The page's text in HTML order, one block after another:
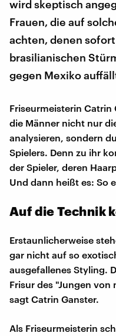
wird skeptisch
Frauen, die auf
achten, denen
brasilianischen
gegen Mexiko
Friseurmeisterin Catrin
die Männer nicht nur
analysieren, sondern
Spielers. Denn zu ihr
der Spieler, deren
Und dann heißt es: So
Auf die Technik
Erstaunlicherweise
gar nicht auf so
ausgefallenes Styling.
Frisur des "Jungen von
sagt Catrin Ganster.
Als Friseurmeisterin